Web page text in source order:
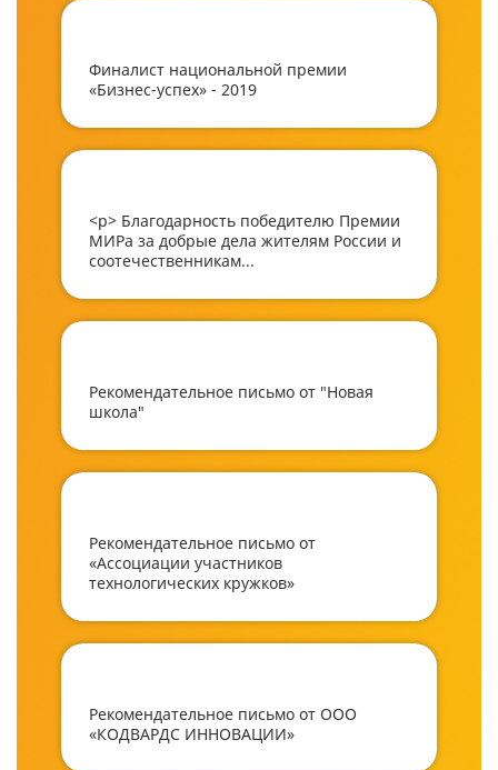
Финалист национальной премии
«Бизнес-успех» - 2019
<p> Благодарность победителю Премии
МИРа за добрые дела жителям России и
соотечественникам...
Рекомендательное письмо от "Новая
школа"
Рекомендательное письмо от
«Ассоциации участников
технологических кружков»
Рекомендательное письмо от ООО
«КОДВАРДС ИННОВАЦИИ»